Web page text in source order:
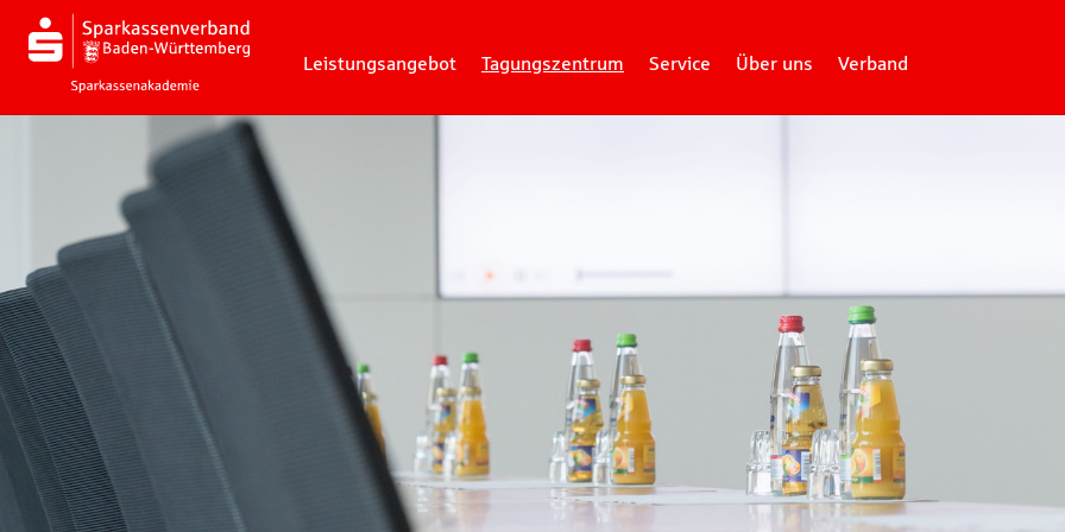
Leistungsangebot
Tagungszentrum Service Über uns Verband